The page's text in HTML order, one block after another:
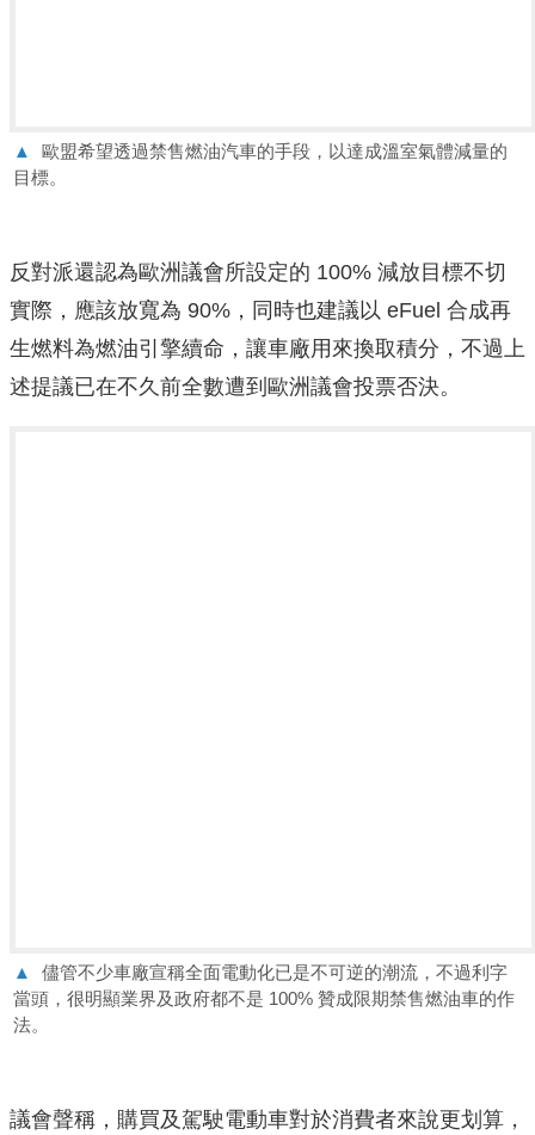
▲
歐盟希望透過禁售燃油汽車的手段，以達成溫室氣體減量的
目標。
反對派還認為歐洲議會所設定的 100% 減放目標不切
實際，應該放寬為 90%，同時也建議以 eFuel 合成再
生燃料為燃油引擎續命，讓車廠用來換取積分，不過上
述提議已在不久前全數遭到歐洲議會投票否決。
▲
儘管不少車廠宣稱全面電動化已是不可逆的潮流，不過利字
當頭，很明顯業界及政府都不是 100% 贊成限期禁售燃油車的作
法。
議會聲稱，購買及駕駛電動車對於消費者來說更划算，